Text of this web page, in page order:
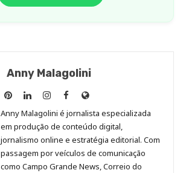
Anny Malagolini
Anny
Malagolini
no
Pinterest
Anny
Malagolini
no
LinkedIn
Anny
Malagolini
no
Instagram
Anny
Malagolini
no
Facebook
Site
de
Anny
Malagolini
Anny Malagolini é jornalista especializada
em produção de conteúdo digital,
jornalismo online e estratégia editorial. Com
passagem por veículos de comunicação
como Campo Grande News, Correio do